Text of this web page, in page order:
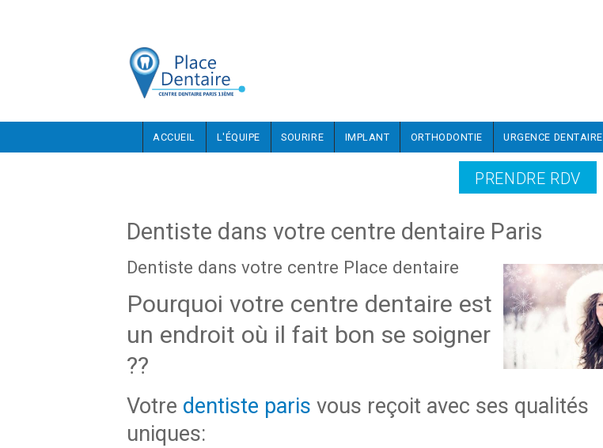
ACCUEIL L'ÉQUIPE SOURIRE IMPLANT ORTHODONTIE URGENCE DENTAIRE
PRENDRE RDV
Dentiste dans votre centre dentaire Paris
Dentiste dans votre centre Place dentaire
Pourquoi votre centre dentaire est
un endroit où il fait bon se soigner
??
Votre dentiste paris vous reçoit avec ses qualités
uniques: